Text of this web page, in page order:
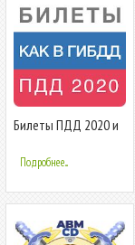
Билеты ПДД 2020 и
Подробнее...